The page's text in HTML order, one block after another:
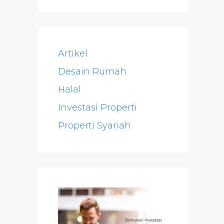
Artikel
Desain Rumah
Halal
Investasi Properti
Properti Syariah